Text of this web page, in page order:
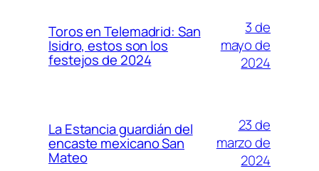
Toros en Telemadrid: San
Isidro, estos son los
festejos de 2024
3 de
mayo de
2024
La Estancia guardián del
encaste mexicano San
Mateo
23 de
marzo de
2024